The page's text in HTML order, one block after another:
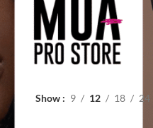
Show 9 12 18 24